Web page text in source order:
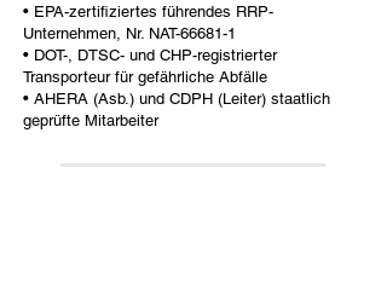
• EPA-zertifiziertes führendes RRP-
Unternehmen, Nr. NAT-66681-1
• DOT-, DTSC- und CHP-registrierter
Transporteur für gefährliche Abfälle
• AHERA (Asb.) und CDPH (Leiter) staatlich
geprüfte Mitarbeiter